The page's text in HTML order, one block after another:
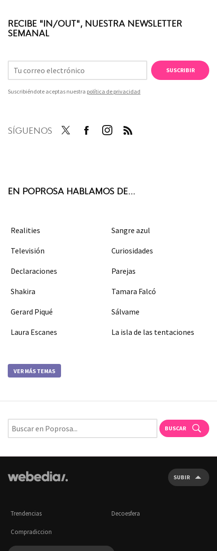
RECIBE "IN/OUT", NUESTRA NEWSLETTER
SEMANAL
SUSCRIBIR
Suscribiéndote aceptas nuestra política de privacidad
SÍGUENOS
EN POPROSA HABLAMOS DE...
Realities Sangre azul
Televisión Curiosidades
Declaraciones Parejas
Shakira Tamara Falcó
Gerard Piqué Sálvame
Laura Escanes La isla de las tentaciones
VER MÁS TEMAS
BUSCAR
SUBIR
Trendencias Decoesfera
Compradiccion